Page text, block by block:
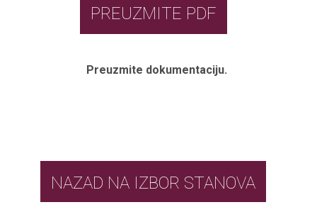
PREUZMITE PDF
Preuzmite dokumentaciju.
NAZAD NA IZBOR STANOVA